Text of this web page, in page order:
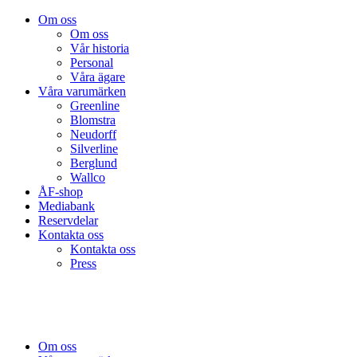
Om oss
Om oss
Vår historia
Personal
Våra ägare
Våra varumärken
Greenline
Blomstra
Neudorff
Silverline
Berglund
Wallco
ÅF-shop
Mediabank
Reservdelar
Kontakta oss
Kontakta oss
Press
Om oss